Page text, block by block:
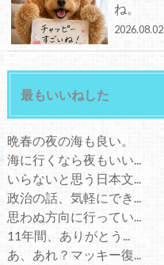
ね。
2026.08.02
最もいいねした
晩春の夜の海も良い。
海に行くなら夜もいい...
いらないと思う日本文...
政治の話、気軽にでき...
思わぬ方向に行ってい...
11年間、ありがとう...
あ、あれ？マッキー復...